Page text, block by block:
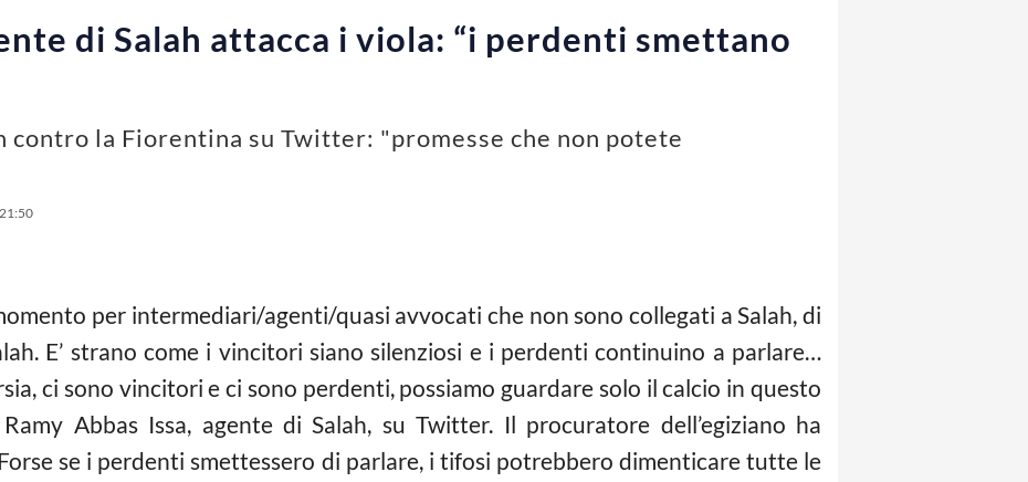
di Salah attacca i viola: “i perdenti smettano
contro la Fiorentina su Twitter: "promesse che non potete
per intermediari/agenti/quasi avvocati che non sono collegati a Salah, di
E’ strano come i vincitori siano silenziosi e i perdenti continuino a parlare…
ci sono vincitori e ci sono perdenti, possiamo guardare solo il calcio in questo
Abbas Issa, agente di Salah, su Twitter. Il procuratore dell’egiziano ha
se i perdenti smettessero di parlare, i tifosi potrebbero dimenticare tutte le